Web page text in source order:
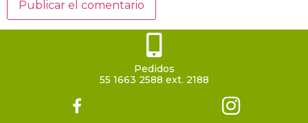
Pedidos
55 1663 2588 ext. 2188